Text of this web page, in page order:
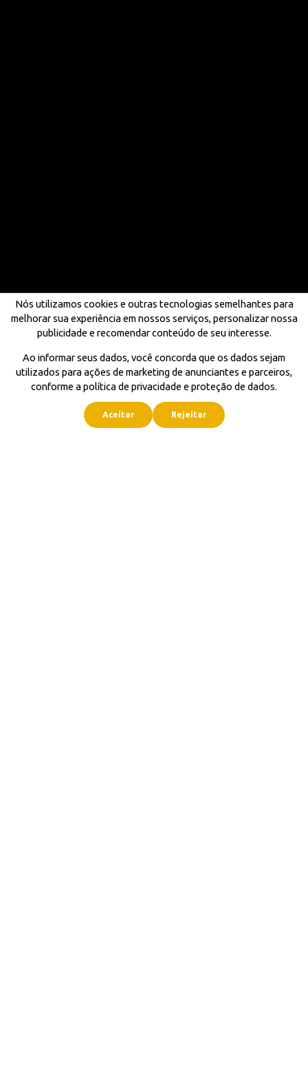
Nós utilizamos cookies e outras tecnologias semelhantes para
melhorar sua experiência em nossos serviços, personalizar nossa
publicidade e recomendar conteúdo de seu interesse.
Ao informar seus dados, você concorda que os dados sejam
utilizados para ações de marketing de anunciantes e parceiros,
conforme a política de privacidade e proteção de dados.
Aceitar Rejeitar